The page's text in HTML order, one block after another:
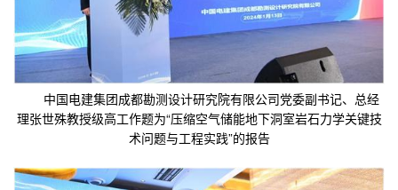
中国电建集团成都勘测设计研究院有限公司党委副书记、总经
理张世殊教授级高工作题为“压缩空气储能地下洞室岩石力学关键技
术问题与工程实践”的报告